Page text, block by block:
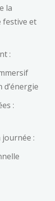
la
festive et
:
d’énergie
:
: